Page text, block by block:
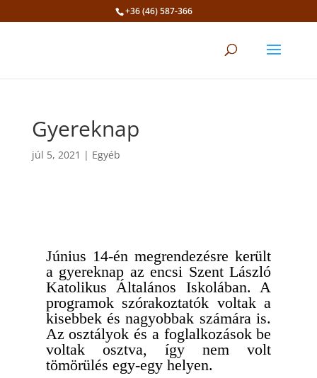
+36 (46) 587-366
Gyereknap
júl 5, 2021 | Egyéb
Június 14-én megrendezésre került
a gyereknap az encsi Szent László
Katolikus Általános Iskolában. A
programok szórakoztatók voltak a
kisebbek és nagyobbak számára is.
Az osztályok és a foglalkozások be
voltak osztva, így nem volt
tömörülés egy-egy helyen.